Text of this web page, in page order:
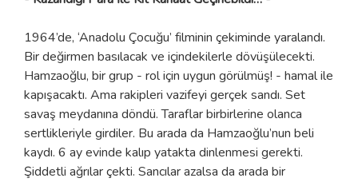
1964’de, ‘Anadolu Çocuğu’ filminin çekiminde yaralandı.
Bir değirmen basılacak ve içindekilerle dövüşülecekti.
Hamzaoğlu, bir grup - rol için uygun görülmüş! - hamal ile
kapışacaktı. Ama rakipleri vazifeyi gerçek sandı. Set
savaş meydanına döndü. Taraflar birbirlerine olanca
sertlikleriyle girdiler. Bu arada da Hamzaoğlu’nun beli
kaydı. 6 ay evinde kalıp yatakta dinlenmesi gerekti.
Şiddetli ağrılar çekti. Sancılar azalsa da arada bir